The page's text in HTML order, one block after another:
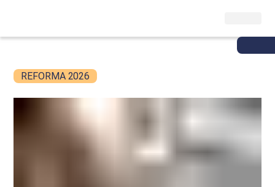
REFORMA 2026